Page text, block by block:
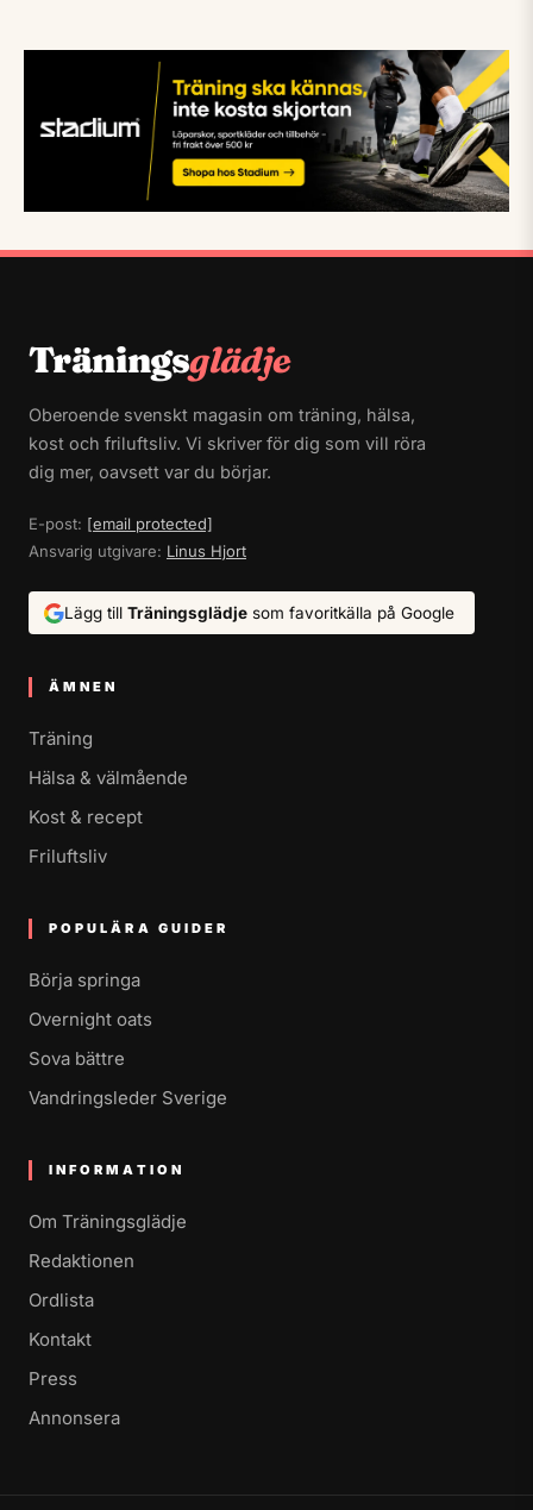
Träningsglädje
Oberoende svenskt magasin om träning, hälsa,
kost och friluftsliv. Vi skriver för dig som vill röra
dig mer, oavsett var du börjar.
E-post: [email protected]
Ansvarig utgivare: Linus Hjort
Lägg till Träningsglädje som favoritkälla på Google
ÄMNEN
Träning
Hälsa & välmående
Kost & recept
Friluftsliv
POPULÄRA GUIDER
Börja springa
Overnight oats
Sova bättre
Vandringsleder Sverige
INFORMATION
Om Träningsglädje
Redaktionen
Ordlista
Kontakt
Press
Annonsera